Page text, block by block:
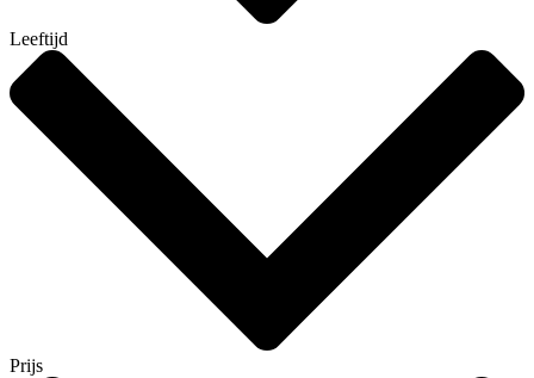
Leeftijd
Prijs